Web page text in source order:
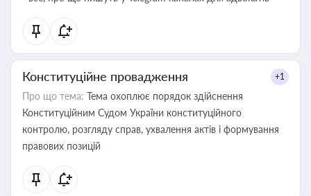
Конституційне провадження +1
Про що тема: Тема охоплює порядок здійснення
Конституційним Судом України конституційного
контролю, розгляду справ, ухвалення актів і формування
правових позицій